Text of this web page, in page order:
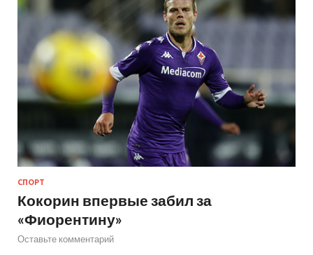
СПОРТ
Кокорин впервые забил за
«Фиорентину»
Оставьте комментарий